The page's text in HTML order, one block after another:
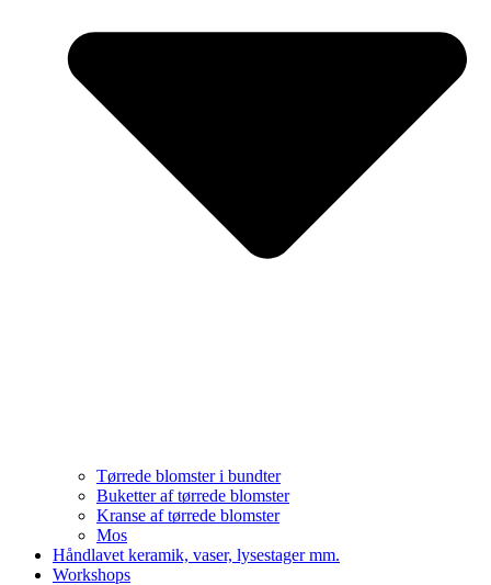
Tørrede blomster i bundter
Buketter af tørrede blomster
Kranse af tørrede blomster
Mos
Håndlavet keramik, vaser, lysestager mm.
Workshops